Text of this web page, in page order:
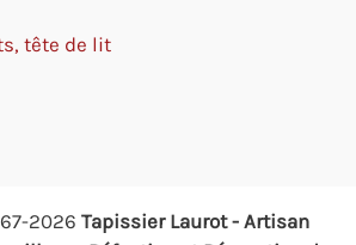
tête de lit
2026 Tapissier Laurot - Artisan